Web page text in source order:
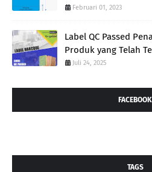
Februari 01, 2023
Label QC Passed
Produk yang Telah
Juli 24, 2025
FACEBOOK
TAGS